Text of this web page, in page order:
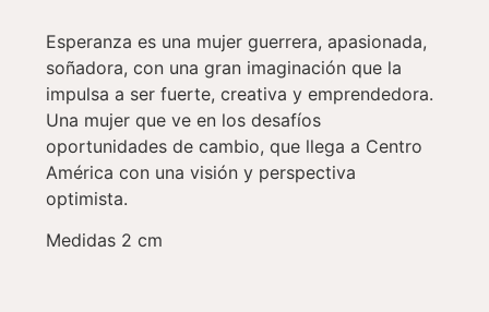
Esperanza es una mujer guerrera, apasionada,
soñadora, con una gran imaginación que la
impulsa a ser fuerte, creativa y emprendedora.
Una mujer que ve en los desafíos
oportunidades de cambio, que llega a Centro
América con una visión y perspectiva
optimista.
Medidas 2 cm